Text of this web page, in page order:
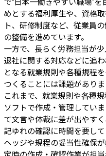
めとする福利厚生や、資格
ト、研修制度など、従業員
の整備を進めています。
一方で、長らく労務担当が
退社に関する対応などに追
となる就業規則や各種規程
つくることには課題がありま
これまで、就業規則や各種
ソフトで作成・管理してい
て文言や体裁に差が出やす
記ゆれの確認に時間を要し
ヘッジや規程の妥当性確保